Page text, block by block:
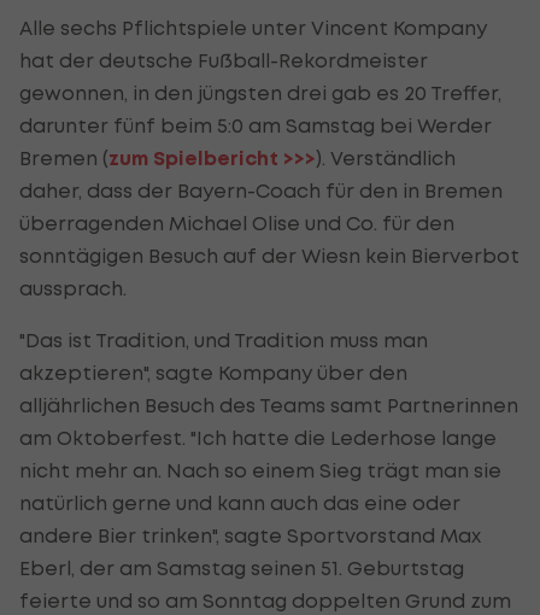
Alle sechs Pflichtspiele unter Vincent Kompany
hat der deutsche Fußball-Rekordmeister
gewonnen, in den jüngsten drei gab es 20 Treffer,
darunter fünf beim 5:0 am Samstag bei Werder
Bremen (zum Spielbericht >>>). Verständlich
daher, dass der Bayern-Coach für den in Bremen
überragenden Michael Olise und Co. für den
sonntägigen Besuch auf der Wiesn kein Bierverbot
aussprach.
"Das ist Tradition, und Tradition muss man
akzeptieren", sagte Kompany über den
alljährlichen Besuch des Teams samt Partnerinnen
am Oktoberfest. "Ich hatte die Lederhose lange
nicht mehr an. Nach so einem Sieg trägt man sie
natürlich gerne und kann auch das eine oder
andere Bier trinken", sagte Sportvorstand Max
Eberl, der am Samstag seinen 51. Geburtstag
feierte und so am Sonntag doppelten Grund zum